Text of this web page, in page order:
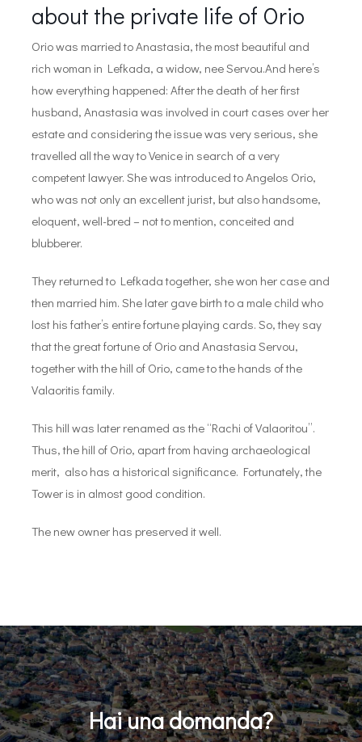
about the private life of Orio
Orio was married to Anastasia, the most beautiful and
rich woman in Lefkada, a widow, nee Servou.And here’s
how everything happened: After the death of her first
husband, Anastasia was involved in court cases over her
estate and considering the issue was very serious, she
travelled all the way to Venice in search of a very
competent lawyer. She was introduced to Angelos Orio,
who was not only an excellent jurist, but also handsome,
eloquent, well-bred – not to mention, conceited and
blubberer.
They returned to Lefkada together, she won her case and
then married him. She later gave birth to a male child who
lost his father’s entire fortune playing cards. So, they say
that the great fortune of Orio and Anastasia Servou,
together with the hill of Orio, came to the hands of the
Valaoritis family.
This hill was later renamed as the “Rachi of Valaoritou”.
Thus, the hill of Orio, apart from having archaeological
merit, also has a historical significance. Fortunately, the
Tower is in almost good condition.
The new owner has preserved it well.
Hai una domanda?